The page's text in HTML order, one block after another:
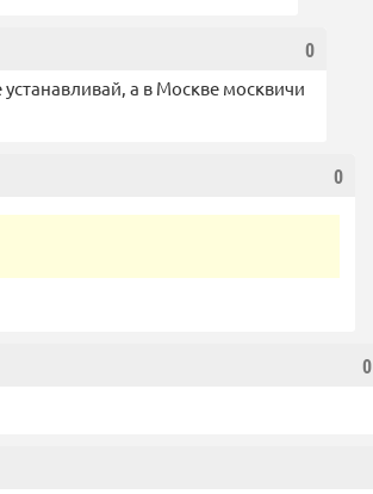
0
а в Москве москвичи
0
0